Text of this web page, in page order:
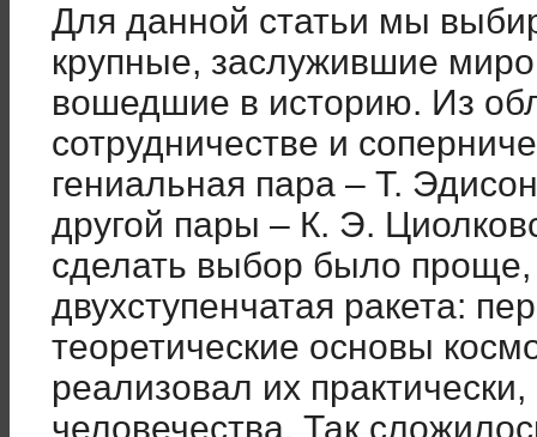
Для данной статьи мы
крупные, заслужившие
вошедшие в историю. Из
сотрудничестве и
гениальная пара – Т.
другой пары – К. Э.
сделать выбор было проще,
двухступенчатая ракета:
теоретические основы
реализовал их
человечества. Так